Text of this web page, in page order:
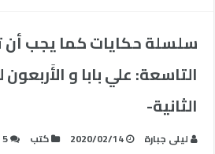
سلسلة حكايات كما يجب أن
التاسعة: علي بابا و
الثانية-
ليلى جبارة 2020/02/14 كتب 5